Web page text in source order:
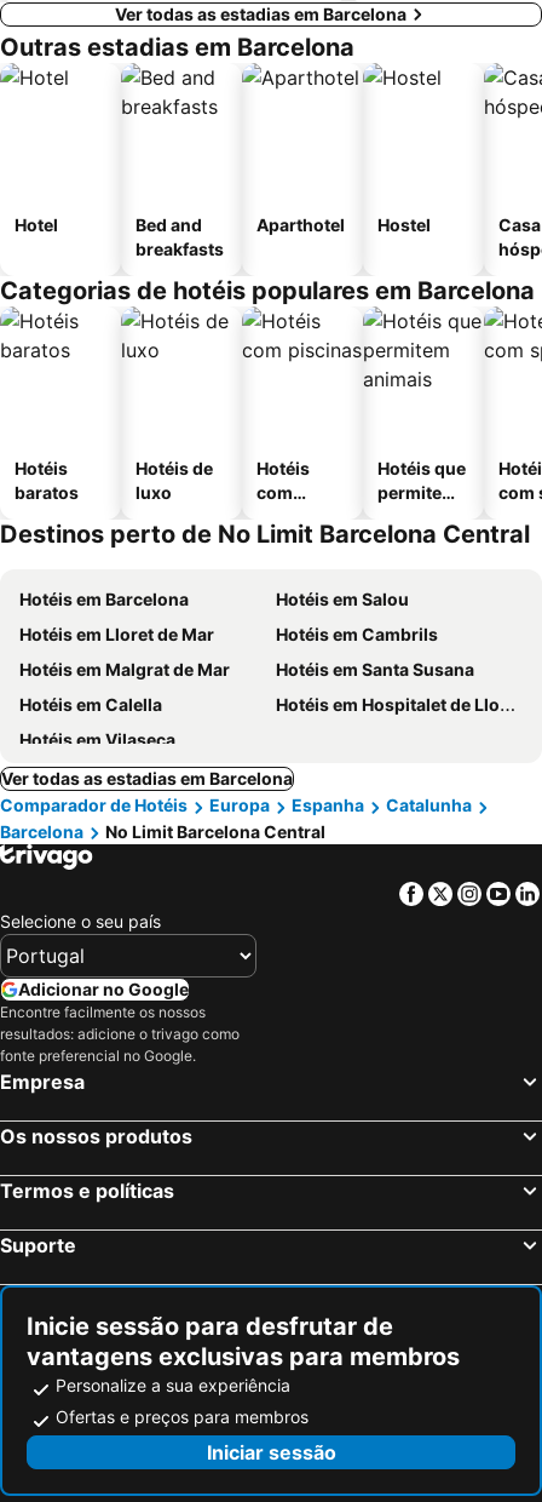
Ver todas as estadias em Barcelona
Outras estadias em Barcelona
Hotel
Bed and
breakfasts
Aparthotel Hostel
Categorias de hotéis populares em Barcelona
Hotéis
baratos
Hotéis de
luxo
Hotéis
com
Hotéis que
permitem
com
Destinos perto de No Limit Barcelona Central
Hotéis em Barcelona
Hotéis em Salou
Hotéis em Lloret de Mar
Hotéis em Cambrils
Hotéis em Malgrat de Mar
Hotéis em Santa Susana
Hotéis em Calella
Hotéis em Hospitalet de Llobregat
Hotéis em Vilaseca
Ver todas as estadias em Barcelona
Comparador de Hotéis
Europa Espanha
Catalunha
Barcelona
No Limit Barcelona Central
Facebook
Twitter
Selecione o seu país
Adicionar no Google
Encontre facilmente os nossos
resultados: adicione o trivago como
fonte preferencial no Google.
Empresa
Os nossos produtos
Termos e políticas
Suporte
Inicie sessão para desfrutar de
vantagens exclusivas para membros
Personalize a sua experiência
Ofertas e preços para membros
Iniciar sessão